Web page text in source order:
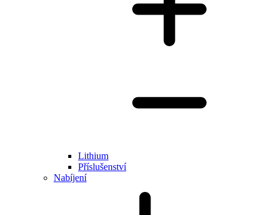
Lithium
Příslušenství
Nabíjení